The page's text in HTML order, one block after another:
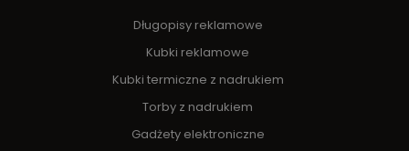
Długopisy reklamowe
Kubki reklamowe
Kubki termiczne z nadrukiem
Torby z nadrukiem
Gadżety elektroniczne